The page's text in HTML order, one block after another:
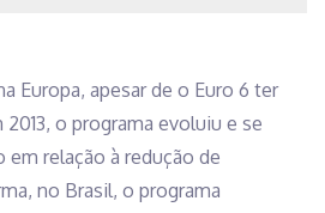
Europa, apesar de o Euro 6 ter
o programa evoluiu e se
relação à redução de
no Brasil, o programa